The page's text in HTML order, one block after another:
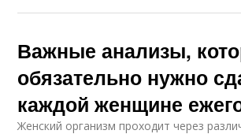
Важные анализы,
обязательно нужно
каждой женщине
Женский организм проходит через